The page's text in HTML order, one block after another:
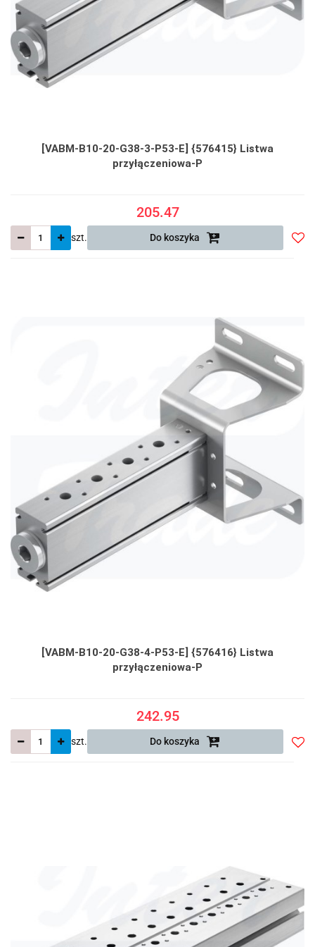
[VABM-B10-20-G38-3-P53-E] {576415} Listwa
przyłączeniowa-P
205.47
szt. Do koszyka
[VABM-B10-20-G38-4-P53-E] {576416} Listwa
przyłączeniowa-P
242.95
szt. Do koszyka